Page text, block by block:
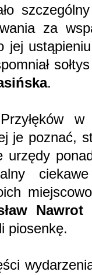
za
jej
.
je poznać,
urzędy
piosenkę.